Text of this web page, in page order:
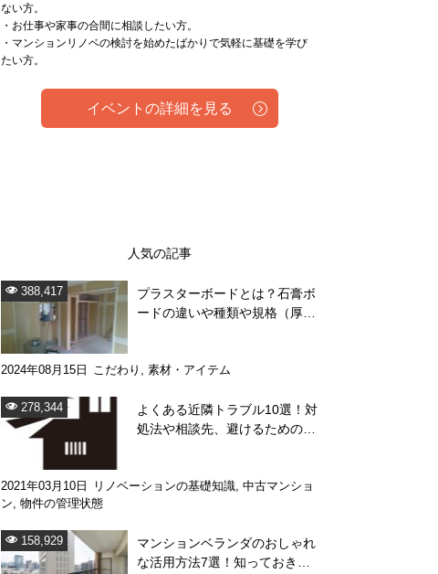
ない方。
・お仕事や家事の合間に相談したい方。
・マンションリノベの検討を始めたばかりで気軽に基礎を学び
たい方。
イベントの詳細を見る
人気の記事
プラスターボードとは？石膏ボ
ードの違いや種類や規格（厚
388,417
2024年08月15日 こだわり ,素材・アイテム
よくある近隣トラブル10選！対
処法や相談先、避けるためのポ
278,344
2021年03月10日 リノベーションの基礎知識,中古マンショ
ン, 物件の管理状態
マンションベランダのおしゃれ
な活用方法7選！知っておきた
158,929